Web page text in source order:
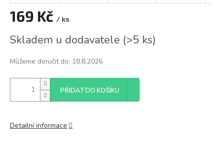
169 Kč / ks
cena:
Skladem u dodavatele (>5 ks)
Můžeme doručit do: 18.8.2026
PŘIDAT DO KOŠÍKU
Detailní informace